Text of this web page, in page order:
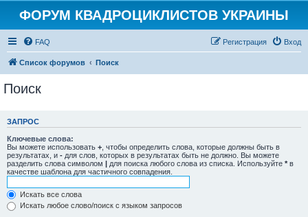
ФОРУМ КВАДРОЦИКЛИСТОВ УКРАИНЫ
FAQ Вход
Регистрация
Список форумов Поиск
Поиск
ЗАПРОС
Ключевые слова:
Вы можете использовать + , чтобы определить слова, которые должны быть в
результатах, и - для слов, которых в результатах быть не должно. Вы можете
разделить слова символом | для поиска любого слова из списка. Используйте * в
качестве шаблона для частичного совпадения.
Искать все слова
Искать любое слово/поиск с языком запросов